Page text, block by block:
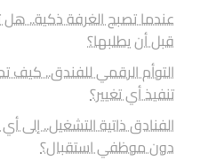
عندما تصبح الغرفة ذكية.. هل
قبل أن يطلبها؟
التوأم الرقمي للفندق..
تنفيذ أي تغيير؟
الفنادق ذاتية التشغيل..
دون موظفي استقبال؟